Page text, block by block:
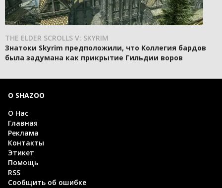
THE ELDER SCROLLS V: SKYRIM
Знатоки Skyrim предположили, что Коллегия бардов
была задумана как прикрытие Гильдии воров
О SHAZOO
О Нас
Главная
Реклама
Контакты
Этикет
Помощь
RSS
Сообщить об ошибке